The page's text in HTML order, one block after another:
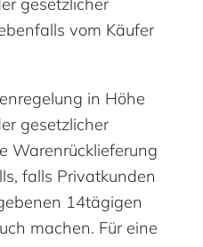
gesetzlicher
vom Käufer
in Höhe
gesetzlicher
Warenrücklieferung
falls Privatkunden
14tägigen
machen. Für eine